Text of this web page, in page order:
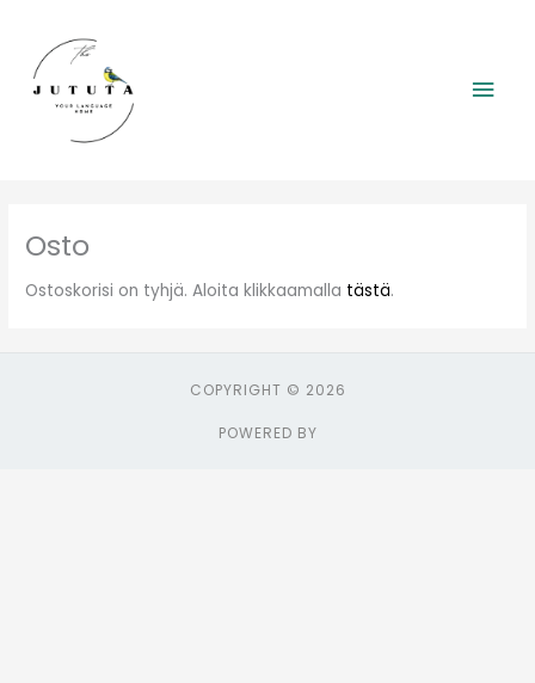
sisältöön
Osto
Ostoskorisi on tyhjä. Aloita klikkaamalla tästä.
COPYRIGHT © 2026
POWERED BY